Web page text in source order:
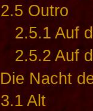
2.5 Outro
2.5.1 Auf
2.5.2 Auf
Die Nacht
3.1 Alt